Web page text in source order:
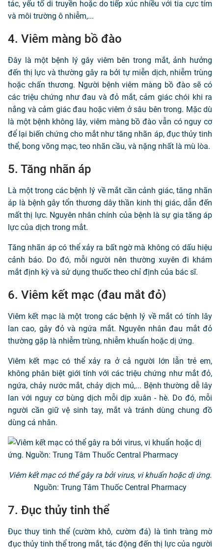
tác, yếu tố di truyền hoặc do tiếp xúc nhiều với tia cực tím
và môi trường ô nhiễm,...
4. Viêm màng bồ đào
Đây là một bệnh lý gây viêm bên trong mắt, ảnh hưởng
đến thị lực và thường gây ra bởi tự miễn dịch, nhiễm trùng
hoặc chấn thương. Người bệnh viêm màng bồ đào sẽ có
các triệu chứng như đau và đỏ mắt, cảm giác chói khi ra
nắng và cảm giác đau hoặc viêm ở sâu bên trong. Mặc dù
là một bệnh không lây, viêm màng bồ đào vẫn có nguy cơ
để lại biến chứng cho mắt như tăng nhãn áp, đục thủy tinh
thể, bong võng mạc, teo nhãn cầu, và nặng nhất là mù lòa.
5. Tăng nhãn áp
Là một trong các bệnh lý về mắt cần cảnh giác, tăng nhãn
áp là bệnh gây tổn thương dây thần kinh thị giác, dẫn đến
mất thị lực. Nguyên nhân chính của bệnh là sự gia tăng áp
lực của dịch trong mắt.
Tăng nhãn áp có thể xảy ra bất ngờ mà không có dấu hiệu
cảnh báo. Do đó, mỗi người nên thường xuyên đi khám
mắt định kỳ và sử dụng thuốc theo chỉ định của bác sĩ.
6. Viêm kết mạc (đau mắt đỏ)
Viêm kết mạc là một trong các bệnh lý về mắt có tính lây
lan cao, gây đỏ và ngứa mắt. Nguyên nhân đau mắt đỏ
thường gặp là nhiễm trùng, nhiễm khuẩn hoặc dị ứng.
Viêm kết mạc có thể xảy ra ở cả người lớn lẫn trẻ em,
không phân biệt giới tính với các triệu chứng như mắt đỏ,
ngứa, chảy nước mắt, chảy dịch mủ,... Bệnh thường dễ lây
lan với nguy cơ bùng dịch mỗi dịp xuân - hè. Do đó, mỗi
người cần giữ vệ sinh tay, mắt và tránh dùng chung đồ
dùng cá nhân.
Viêm kết mạc có thể gây ra bởi virus, vi khuẩn hoặc dị ứng.
Nguồn: Trung Tâm Thuốc Central Pharmacy
7. Đục thủy tinh thể
Đục thuy tinh thể (cườm khô, cườm đá) là tình tràng mờ
đục thủy tinh thể trong mắt, tác động đến thị lực của người